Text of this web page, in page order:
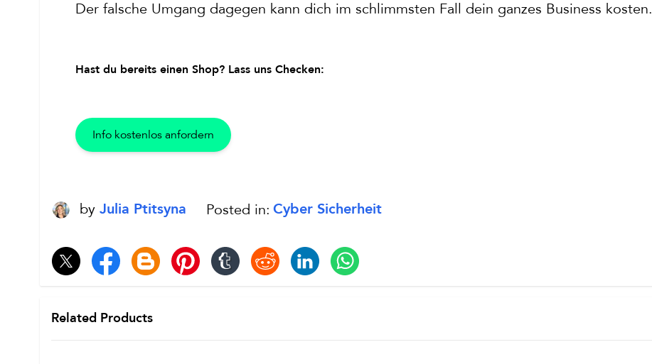
Der falsche Umgang dagegen kann dich im schlimmsten Fall dein ganzes Business kosten.
Hast du bereits einen Shop? Lass uns Checken:
Info kostenlos anfordern
by Julia Ptitsyna Posted in: Cyber Sicherheit
Related Products